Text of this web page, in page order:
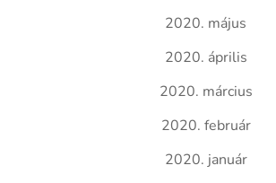
2020. május
2020. április
2020. március
2020. február
2020. január